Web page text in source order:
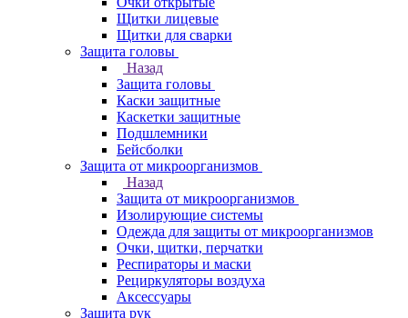
Щитки лицевые
Щитки для сварки
Защита головы
Назад
Защита головы
Каски защитные
Каскетки защитные
Подшлемники
Бейсболки
Защита от микроорганизмов
Назад
Защита от микроорганизмов
Изолирующие системы
Одежда для защиты от микроорганизмов
Очки, щитки, перчатки
Респираторы и маски
Рециркуляторы воздуха
Аксессуары
Защита рук